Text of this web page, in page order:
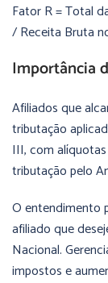
Fator R = Total
/ Receita Bruta
Importância
Afiliados que
tributação
III, com
tributação pelo
O entendimento
afiliado que
Nacional.
impostos e